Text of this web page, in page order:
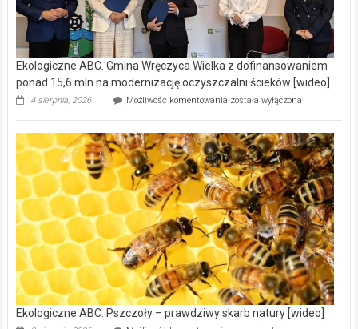
Ekologiczne ABC. Gmina Wręczyca Wielka z dofinansowaniem
ponad 15,6 mln na modernizację oczyszczalni ścieków [wideo]
4 sierpnia, 2026 Możliwość komentowania Ekologiczne
Wręczyca
Wielka
z
dofinansowaniem
ponad
15,6
mln
na
modernizację
oczyszczalni
ścieków
[wideo]
została wyłączona
Ekologiczne ABC. Pszczoły – prawdziwy skarb natury [wideo]